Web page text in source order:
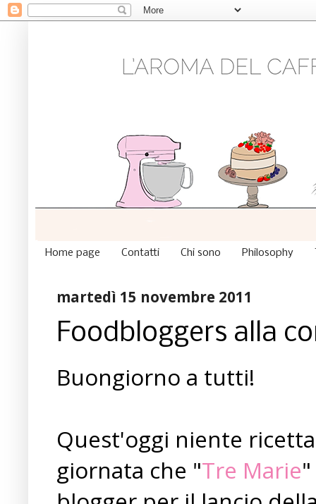
Home page Contatti Chi sono Philosophy
martedì 15 novembre 2011
Foodbloggers alla
Buongiorno a tutti!
Quest'oggi niente
giornata che "Tre Marie